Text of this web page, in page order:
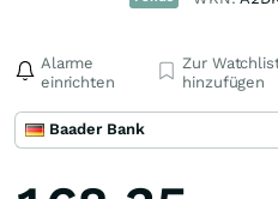
Alarme
einrichten
Zur
hinzufügen
Baader Bank